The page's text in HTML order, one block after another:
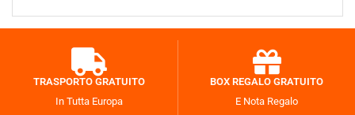
TRASPORTO GRATUITO
In Tutta Europa
BOX REGALO GRATUITO
E Nota Regalo